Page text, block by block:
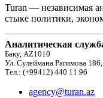
Turan — независимая
стыке политики,
Аналитическая
Баку, AZ1010
Ул. Сулеймана Рагимова
Тел.: (+99412) 440 11 96
agency@turan.az